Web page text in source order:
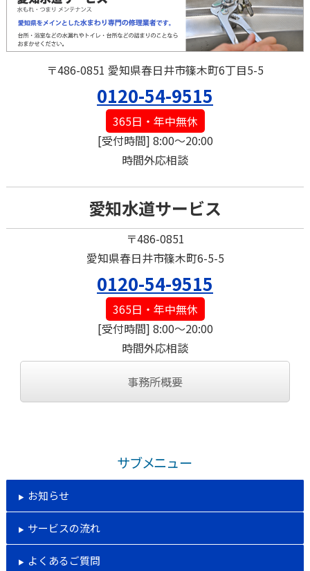
〒486-0851 愛知県春日井市篠木町6丁目5-5
0120-54-9515
365日・年中無休
[受付時間] 8:00～20:00
時間外応相談
愛知水道サービス
〒486-0851
愛知県春日井市篠木町6-5-5
0120-54-9515
365日・年中無休
[受付時間] 8:00～20:00
時間外応相談
事務所概要
サブメニュー
お知らせ
サービスの流れ
よくあるご質問